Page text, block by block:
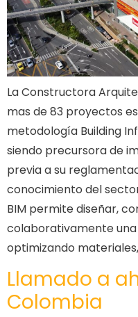
La Constructora
mas de 83 proyectos
metodología Building
siendo precursora de
previa a su
conocimiento del
BIM permite diseñar,
colaborativamente
optimizando
Llamado a
Colombia